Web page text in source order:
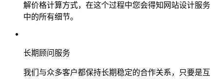
解价格计算方式，在这个过程中您会得知网站设计服务
中的所有细节。
长期顾问服务
我们与众多客户都保持长期稳定的合作关系，只要是互